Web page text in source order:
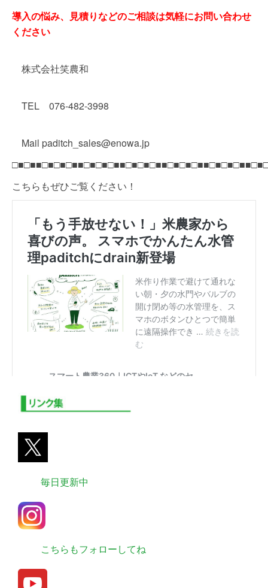
導入の悩み、見積りなどのご相談は気軽にお問い合わせ
ください
株式会社笑農和
TEL 076-482-3998
Mail paditch_sales@enowa.jp
こちらもぜひご覧ください！
毎日更新中
こちらもフォローしてね